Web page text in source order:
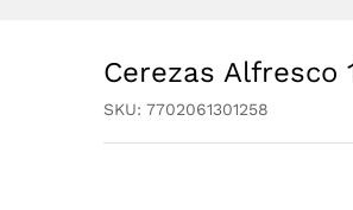
Bebidas, Pasabocas y
Cerezas Alfresco
SKU: 7702061301258